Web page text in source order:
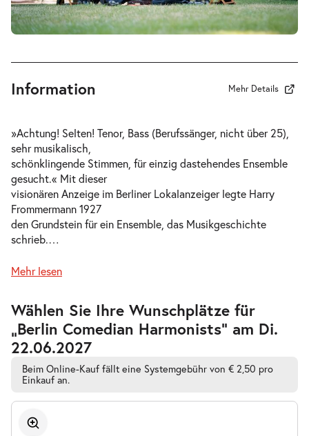
Information Mehr Details
»Achtung! Selten! Tenor, Bass (Berufssänger, nicht über 25),
sehr musikalisch,
schönklingende Stimmen, für einzig dastehendes Ensemble
gesucht.« Mit dieser
visionären Anzeige im Berliner Lokalanzeiger legte Harry
Frommermann 1927
den Grundstein für ein Ensemble, das Musikgeschichte
schrieb.…
Mehr lesen
Wählen Sie Ihre Wunschplätze für
„Berlin Comedian Harmonists” am Di.
22.06.2027
Beim Online-Kauf fällt eine Systemgebühr von € 2,50 pro
Einkauf an.
Zur
barrierefreien
automatischen
Bestplatzwahl